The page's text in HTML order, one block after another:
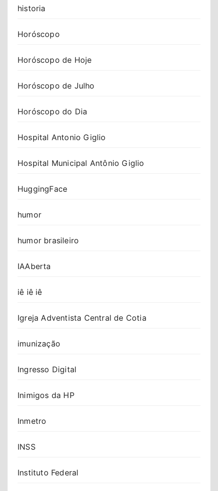
historia
Horóscopo
Horóscopo de Hoje
Horóscopo de Julho
Horóscopo do Dia
Hospital Antonio Giglio
Hospital Municipal Antônio Giglio
HuggingFace
humor
humor brasileiro
IAAberta
iê iê iê
Igreja Adventista Central de Cotia
imunização
Ingresso Digital
Inimigos da HP
Inmetro
INSS
Instituto Federal